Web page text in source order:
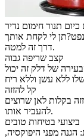
תנור חימום נדיר
לי לקחת אותך
דרך זה למטה.
קצב שריפה גבוה
של דלק זה יכול
קל להזזה
בקלות לאן שרוצים
להעביר אותו.
ביצועי בטיחות טובים
מפני היפוקסיה,